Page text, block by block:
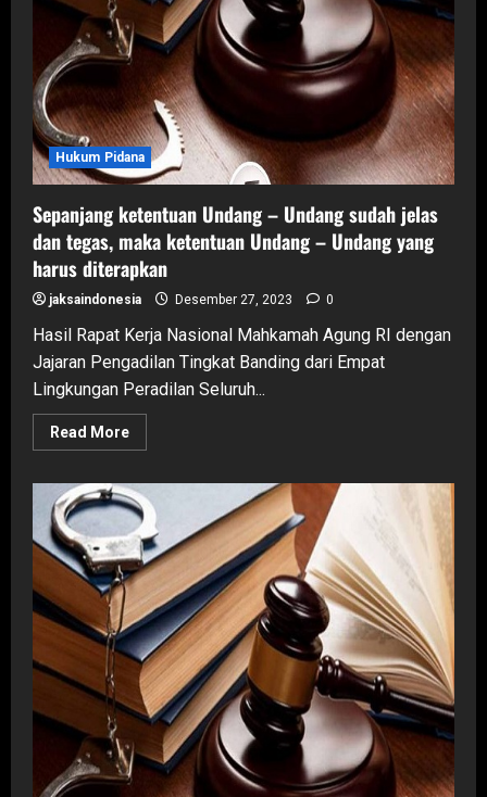
Hukum Pidana
Sepanjang ketentuan Undang – Undang sudah jelas
dan tegas, maka ketentuan Undang – Undang yang
harus diterapkan
jaksaindonesia Desember 27, 2023 0
Hasil Rapat Kerja Nasional Mahkamah Agung RI dengan
Jajaran Pengadilan Tingkat Banding dari Empat
Lingkungan Peradilan Seluruh...
Read MoreRead
more
ketentuan
Undang
–
Undang
sudah
jelas
dan
tegas,
maka
ketentuan
Undang
–
Undang
yang
harus
diterapkan